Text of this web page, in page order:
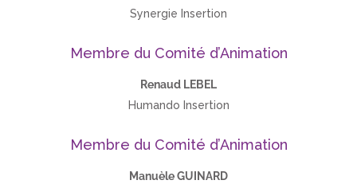
Synergie Insertion
Membre du Comité d’Animation
Renaud LEBEL
Humando Insertion
Membre du Comité d’Animation
Manuèle GUINARD